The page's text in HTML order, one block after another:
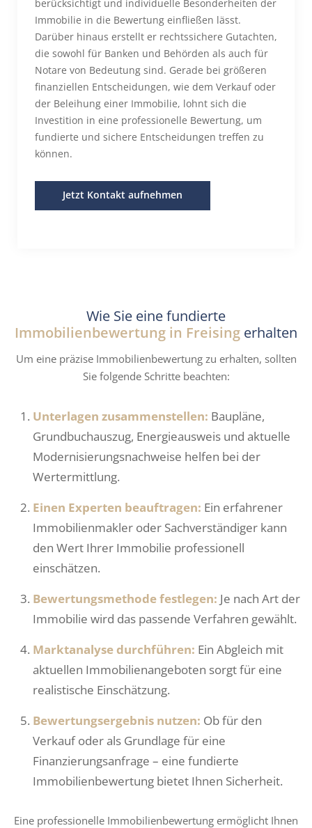
berücksichtigt und individuelle Besonderheiten der
Immobilie in die Bewertung einfließen lässt.
Darüber hinaus erstellt er rechtssichere Gutachten,
die sowohl für Banken und Behörden als auch für
Notare von Bedeutung sind. Gerade bei größeren
finanziellen Entscheidungen, wie dem Verkauf oder
der Beleihung einer Immobilie, lohnt sich die
Investition in eine professionelle Bewertung, um
fundierte und sichere Entscheidungen treffen zu
können.
Jetzt Kontakt aufnehmen
Wie Sie eine fundierte
Immobilienbewertung in Freising erhalten
Um eine präzise Immobilienbewertung zu erhalten, sollten
Sie folgende Schritte beachten:
Unterlagen zusammenstellen: Baupläne,
Grundbuchauszug, Energieausweis und aktuelle
Modernisierungsnachweise helfen bei der
Wertermittlung.
Einen Experten beauftragen: Ein erfahrener
Immobilienmakler oder Sachverständiger kann
den Wert Ihrer Immobilie professionell
einschätzen.
Bewertungsmethode festlegen: Je nach Art der
Immobilie wird das passende Verfahren gewählt.
Marktanalyse durchführen: Ein Abgleich mit
aktuellen Immobilienangeboten sorgt für eine
realistische Einschätzung.
Bewertungsergebnis nutzen: Ob für den
Verkauf oder als Grundlage für eine
Finanzierungsanfrage – eine fundierte
Immobilienbewertung bietet Ihnen Sicherheit.
Eine professionelle Immobilienbewertung ermöglicht Ihnen